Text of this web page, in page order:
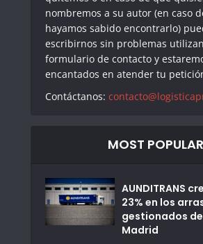
nombremos a su autor (en caso
hayamos sabido encontrarlo)
escribirnos sin problemas
formulario de contacto y
encantados en atender tu
Contáctanos:
MOST POPULAR
AUNDITRANS
23% en los
gestionados
Madrid